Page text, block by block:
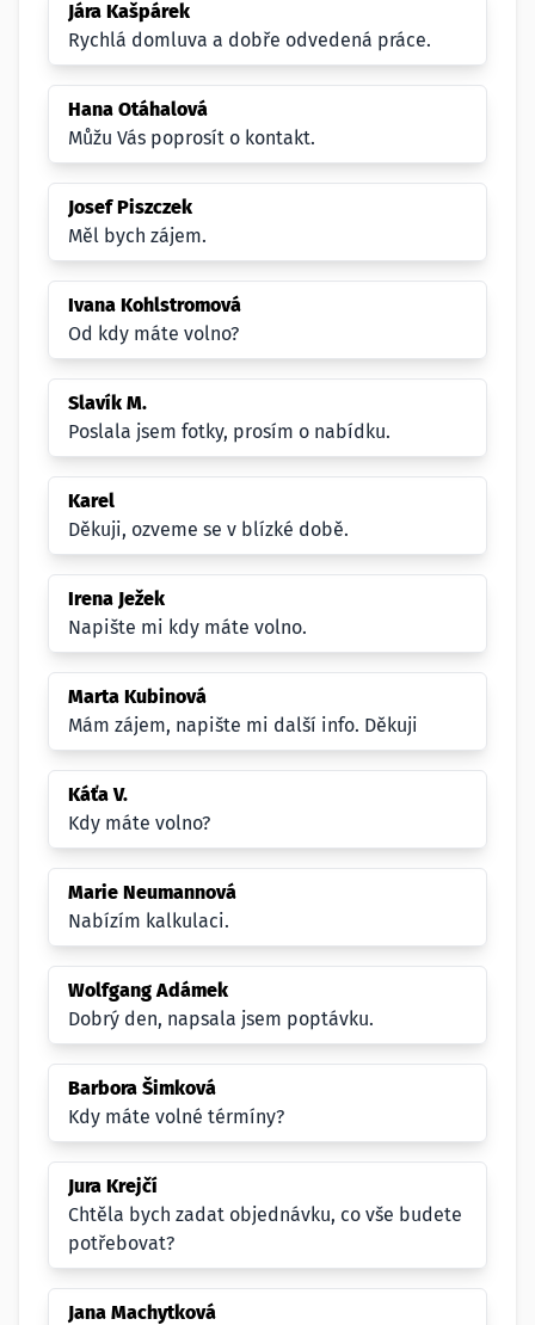
Jára Kašpárek
Rychlá domluva a dobře odvedená práce.
Hana Otáhalová
Můžu Vás poprosít o kontakt.
Josef Piszczek
Měl bych zájem.
Ivana Kohlstromová
Od kdy máte volno?
Slavík M.
Poslala jsem fotky, prosím o nabídku.
Karel
Děkuji, ozveme se v blízké době.
Irena Ježek
Napište mi kdy máte volno.
Marta Kubinová
Mám zájem, napište mi další info. Děkuji
Káťa V.
Kdy máte volno?
Marie Neumannová
Nabízím kalkulaci.
Wolfgang Adámek
Dobrý den, napsala jsem poptávku.
Barbora Šimková
Kdy máte volné térmíny?
Jura Krejčí
Chtěla bych zadat objednávku, co vše budete
potřebovat?
Jana Machytková